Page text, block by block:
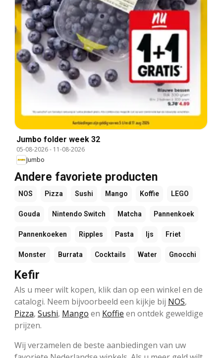
Jumbo folder week 32
05-08-2026- 11-08-2026
Jumbo
Andere favoriete producten
NOS Pizza Sushi Mango Koffie LEGO
Gouda Nintendo Switch Matcha Pannenkoek
Pannenkoeken Ripples Pasta Ijs Friet
Monster Burrata Cocktails Water Gnocchi
Kefir
Als u meer wilt kopen, klik dan op een winkel en de
catalogi. Neem bijvoorbeeld een kijkje bij NOS,
Pizza, Sushi, Mango en Koffie en ontdek geweldige
prijzen.
Wij verzamelen de beste aanbiedingen van uw